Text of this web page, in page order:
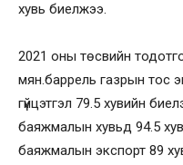
хувь биелжээ.
2021 оны төсвийн
мян.баррель газрын тос
гүйцэтгэл 79.5 хувийн
баяжмалын хувьд 94.5
баяжмалын экспорт 89